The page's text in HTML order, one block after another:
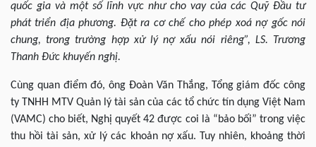
quốc gia và một số lĩnh vực như cho vay của các Quỹ Đầu tư
phát triển địa phương. Đặt ra cơ chế cho phép xoá nợ gốc nói
chung, trong trường hợp xử lý nợ xấu nói riêng”, LS. Trương
Thanh Đức khuyến nghị.
Cùng quan điểm đó, ông Đoàn Văn Thắng, Tổng giám đốc công
ty TNHH MTV Quản lý tài sản của các tổ chức tín dụng Việt Nam
(VAMC) cho biết, Nghị quyết 42 được coi là “bảo bối” trong việc
thu hồi tài sản, xử lý các khoản nợ xấu. Tuy nhiên, khoảng thời